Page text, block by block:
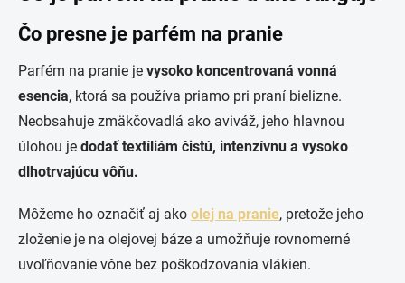
Čo presne je parfém na pranie
Parfém na pranie je vysoko koncentrovaná vonná
esencia, ktorá sa používa priamo pri praní bielizne.
Neobsahuje zmäkčovadlá ako aviváž, jeho hlavnou
úlohou je dodať textíliám čistú, intenzívnu a vysoko
dlhotrvajúcu vôňu.
Môžeme ho označiť aj ako olej na pranie, pretože jeho
zloženie je na olejovej báze a umožňuje rovnomerné
uvoľňovanie vône bez poškodzovania vlákien.